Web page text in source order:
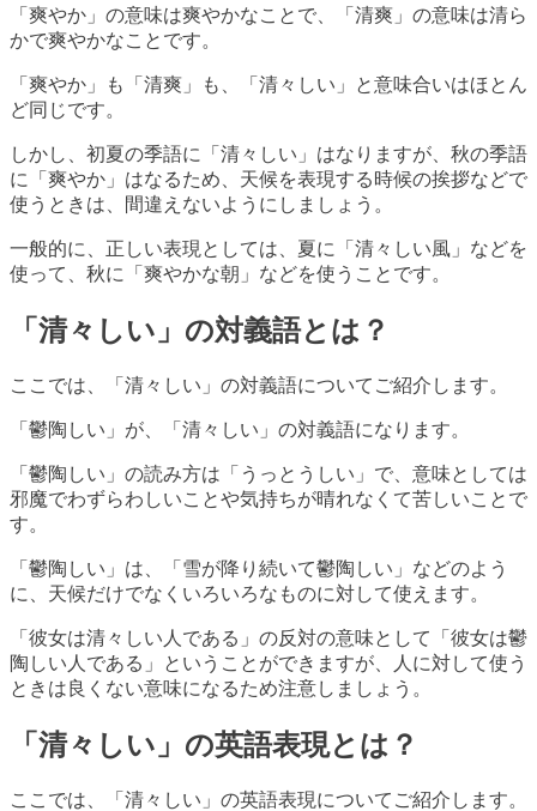
「爽やか」の意味は爽やかなことで、「清爽」の意味は清ら
かで爽やかなことです。
「爽やか」も「清爽」も、「清々しい」と意味合いはほとん
ど同じです。
しかし、初夏の季語に「清々しい」はなりますが、秋の季語
に「爽やか」はなるため、天候を表現する時候の挨拶などで
使うときは、間違えないようにしましょう。
一般的に、正しい表現としては、夏に「清々しい風」などを
使って、秋に「爽やかな朝」などを使うことです。
「清々しい」の対義語とは？
ここでは、「清々しい」の対義語についてご紹介します。
「鬱陶しい」が、「清々しい」の対義語になります。
「鬱陶しい」の読み方は「うっとうしい」で、意味としては
邪魔でわずらわしいことや気持ちが晴れなくて苦しいことで
す。
「鬱陶しい」は、「雪が降り続いて鬱陶しい」などのよう
に、天候だけでなくいろいろなものに対して使えます。
「彼女は清々しい人である」の反対の意味として「彼女は鬱
陶しい人である」ということができますが、人に対して使う
ときは良くない意味になるため注意しましょう。
「清々しい」の英語表現とは？
ここでは、「清々しい」の英語表現についてご紹介します。